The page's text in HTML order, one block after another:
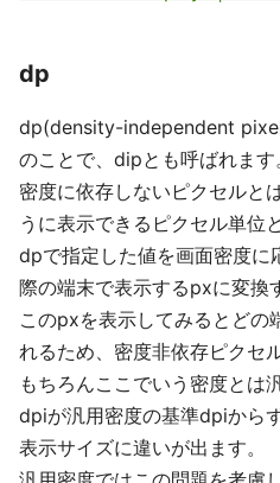
dp
dp(density-independent
のことで、dipとも呼ばれます
密度に依存しないピクセルと
うに表示できるピクセル単位
dpで指定した値を画面密度に
際の端末で表示するpxに変換
このpxを表示してみるとどの
れるため、密度非依存ピクセ
もちろんここでいう密度とは
dpiが汎用密度の基準dpiから
表示サイズに違いが出ます。